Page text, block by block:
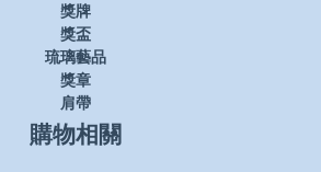
獎牌
獎盃
琉璃藝品
獎章
肩帶
購物相關